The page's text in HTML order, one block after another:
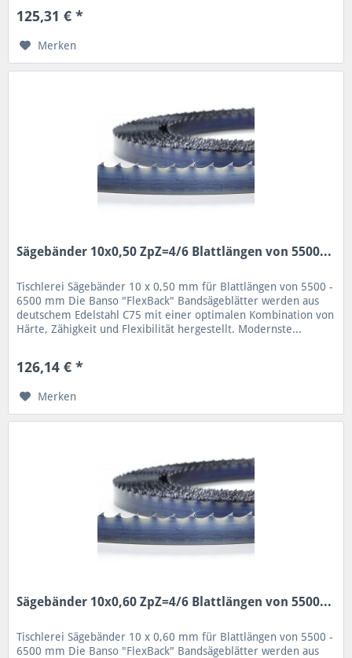
125,31 € *
Merken
Sägebänder 10x0,50 ZpZ=4/6 Blattlängen von 5500...
Tischlerei Sägebänder 10 x 0,50 mm für Blattlängen von 5500 -
6500 mm Die Banso "FlexBack" Bandsägeblätter werden aus
deutschem Edelstahl C75 mit einer optimalen Kombination von
Härte, Zähigkeit und Flexibilität hergestellt. Modernste...
126,14 € *
Merken
Sägebänder 10x0,60 ZpZ=4/6 Blattlängen von 5500...
Tischlerei Sägebänder 10 x 0,60 mm für Blattlängen von 5500 -
6500 mm Die Banso "FlexBack" Bandsägeblätter werden aus